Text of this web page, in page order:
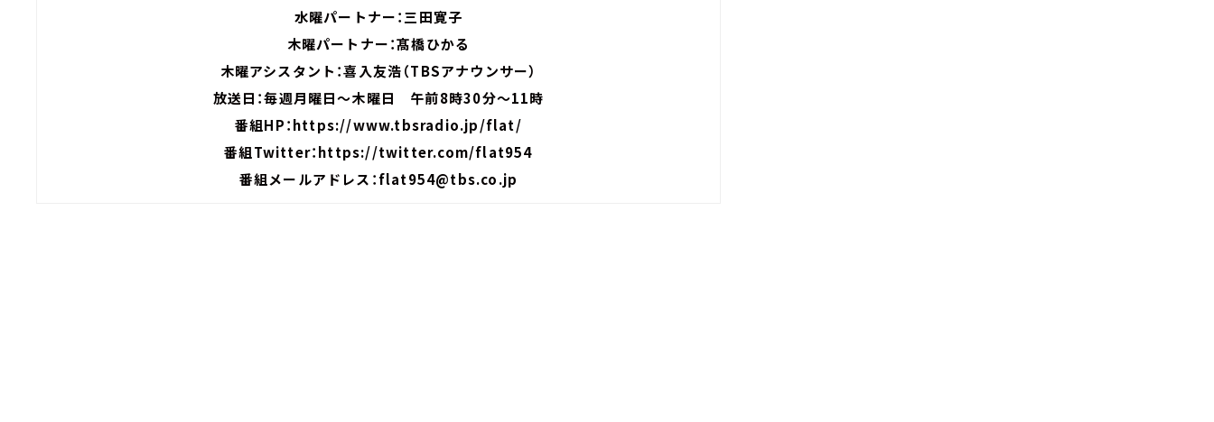
水曜パートナー：三田寛子
木曜パートナー：髙橋ひかる
木曜アシスタント：喜入友浩（TBSアナウンサー）
放送日：毎週月曜日～木曜日 午前8時30分～11時
番組HP：https://www.tbsradio.jp/flat/
番組Twitter：https://twitter.com/flat954
番組メールアドレス：flat954@tbs.co.jp